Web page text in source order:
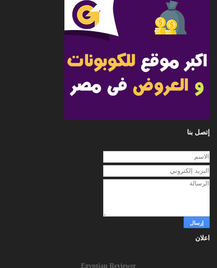
إتصل بنا
اعلان
Egyptian Reviewer